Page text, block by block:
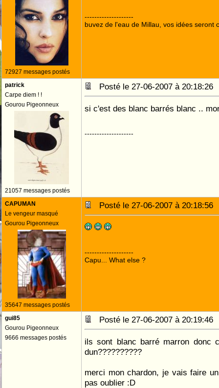
72927 messages postés
--------------------
buvez de l'eau de Millau, vos idées seront
patrick
Carpe diem ! !
Gourou Pigeonneux
21057 messages postés
Posté le 27-06-2007 à
si c'est des blanc barrés blanc ..
--------------------
CAPUMAN
Le vengeur masqué
Gourou Pigeonneux
35647 messages postés
Posté le 27-06-2007 à
--------------------
Capu... What else ?
gui85
Gourou Pigeonneux
9666 messages postés
Posté le 27-06-2007 à
ils sont blanc barré marron donc
dun??????????
merci mon chardon, je vais faire
pas oublier :D